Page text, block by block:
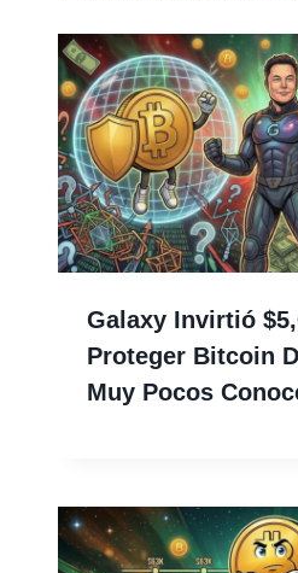
Galaxy Invirtió
Proteger Bitcoin
Muy Pocos